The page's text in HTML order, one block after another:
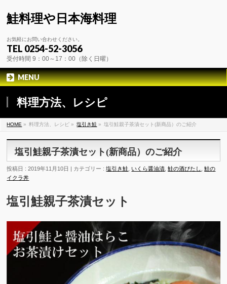
鮭料理や日本海料理
お気軽にお問い合わせください。
TEL 0254-52-3056
受付時間 9：00～17：00（除く日曜）
MENU
料理方法、レシピ
HOME » 料理方法、レシピ » 塩引き鮭 » 塩引鮭親子茶漬セット(新商品）のご紹介
塩引鮭親子茶漬セット(新商品）のご紹介
投稿日 : 2019年11月10日 | カテゴリー :塩引き鮭 いくら醤油漬 ,鮭の酒びたし ,鮭の
イクラ丼
塩引鮭親子茶漬セット